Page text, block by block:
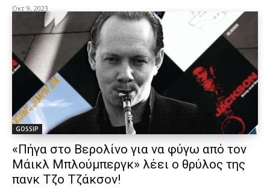
Οκτ 9, 2023
GOSSIP
«Πήγα στο Βερολίνο για να φύγω από τον
Μάικλ Μπλούμπεργκ» λέει ο θρύλος της
πανκ Τζο Τζάκσον!